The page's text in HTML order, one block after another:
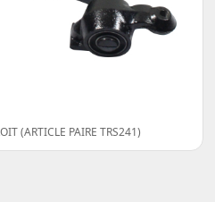
(ARTICLE PAIRE TRS241)